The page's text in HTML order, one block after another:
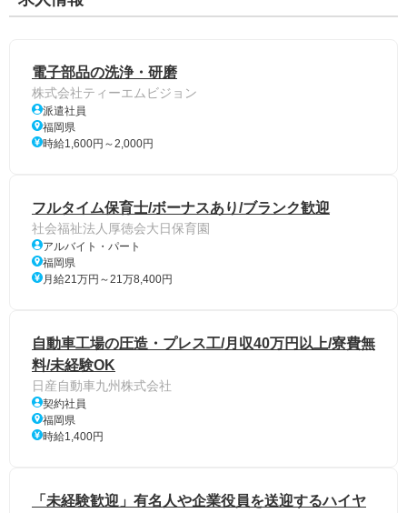
電子部品の洗浄・研磨
株式会社ティーエムビジョン
派遣社員
福岡県
時給1,600円～2,000円
フルタイム保育士/ボーナスあり/ブランク歓迎
社会福祉法人厚徳会大日保育園
アルバイト・パート
福岡県
月給21万円～21万8,400円
自動車工場の圧造・プレス工/月収40万円以上/寮費無
料/未経験OK
日産自動車九州株式会社
契約社員
福岡県
時給1,400円
「未経験歓迎」有名人や企業役員を送迎するハイヤ